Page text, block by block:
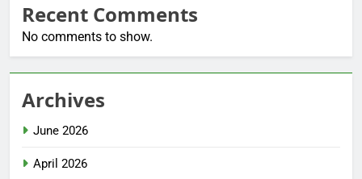
Recent Comments
No comments to show.
Archives
June 2026
April 2026